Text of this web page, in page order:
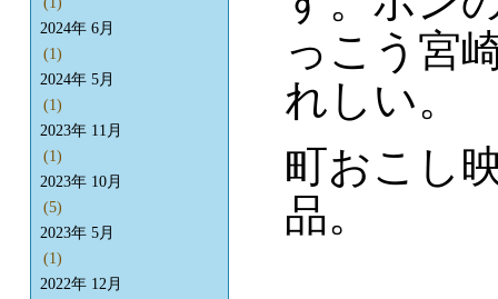
っこう宮
れしい。
町おこし
品。
2024年 6月
(1)
2024年 5月
(1)
2023年 11月
(1)
2023年 10月
(5)
2023年 5月
(1)
2022年 12月